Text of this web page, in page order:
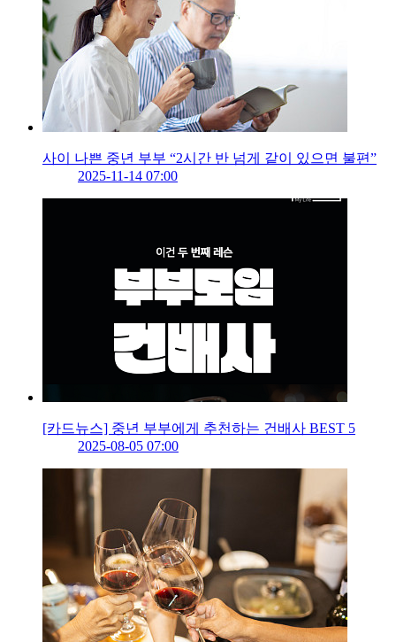
사이 나쁜 중년 부부 “2시간 반 넘게 같이 있으면 불편”
2025-11-14 07:00
[카드뉴스] 중년 부부에게 추천하는 건배사 BEST 5
2025-08-05 07:00